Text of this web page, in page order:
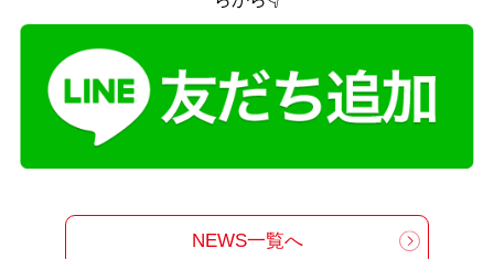
NEWS一覧へ